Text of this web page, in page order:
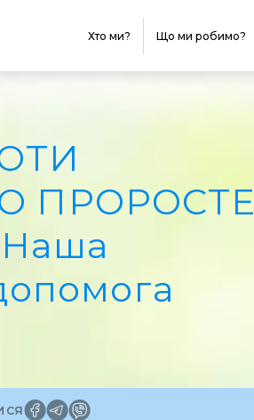
Хто ми? Що ми робимо?
ПРОРОСТЕ